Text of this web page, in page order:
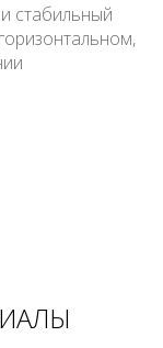
стабильный